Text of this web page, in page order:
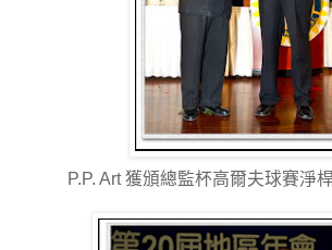
P.P. Art 獲頒總監杯高爾夫球賽淨